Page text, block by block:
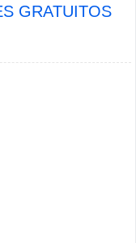
GRATUITOS